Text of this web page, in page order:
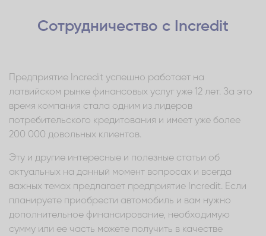
Сотрудничество с Incredit
Предприятие Incredit успешно работает на
латвийском рынке финансовых услуг уже 12 лет. За это
время компания стала одним из лидеров
потребительского кредитования и имеет уже более
200 000 довольных клиентов.
Эту и другие интересные и полезные статьи об
актуальных на данный момент вопросах и всегда
важных темах предлагает предприятие Incredit. Если
планируете приобрести автомобиль и вам нужно
дополнительное финансирование, необходимую
сумму или ее часть можете получить в качестве